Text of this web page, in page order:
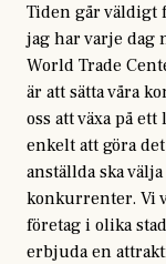
Tiden går väldigt
jag har varje dag
World Trade
är att sätta våra
oss att växa på
enkelt att göra
anställda ska
konkurrenter. Vi
företag i olika
erbjuda en